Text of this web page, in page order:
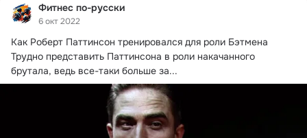
Фитнес по-русски
6 окт 2022
Как Роберт Паттинсон тренировался для роли Бэтмена
Трудно представить Паттинсона в роли накачанного
брутала, ведь все-таки больше за...